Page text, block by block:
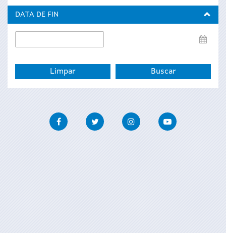
DATA DE FIN
de
FacebookTwitter InstagramYoutube